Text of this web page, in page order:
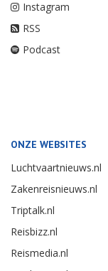
Instagram
RSS
Podcast
ONZE WEBSITES
Luchtvaartnieuws.nl
Zakenreisnieuws.nl
Triptalk.nl
Reisbizz.nl
Reismedia.nl